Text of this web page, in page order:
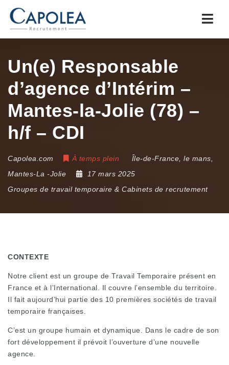
Un(e) Responsable
d’agence d’Intérim –
Mantes-la-Jolie (78) –
h/f – CDI
Capolea.com À temps plein Île-de-France le mans
Mantes-La -Jolie
17 mars 2025
Groupes de travail temporaire & Cabinets de recrutement
CONTEXTE
Notre client est un groupe de Travail Temporaire présent en
France et à l’International. Il couvre l’ensemble du territoire.
Il fait aujourd’hui partie des 10 premières sociétés de travail
temporaire françaises.
C’est un groupe humain et dynamique. Dans le cadre de son
fort développement il prévoit l’ouverture d’une nouvelle
agence.